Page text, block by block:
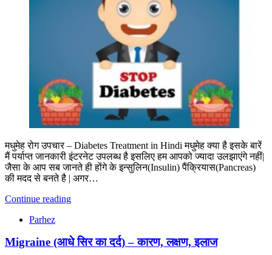
मधुमेह रोग उपचार – Diabetes Treatment in Hindi मधुमेह क्या है इसके बारें
मैं पर्याप्त जानकारी इंटरनेट उपलब्ध है इसलिए हम आपको ज्यादा उलझाएंगे नहीं|
जैसा के आप सब जानते ही होंगे के इन्सुलिन(Insulin) पैंक्रियास(Pancreas)
की मदद से बनते है | अगर…
Continue reading
Parhez
Migraine (आधे सिर का दर्द) – कारण, लक्षण, इलाज